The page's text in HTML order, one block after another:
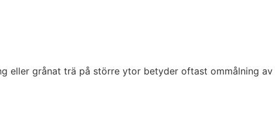
eller grånat trä på större ytor betyder oftast ommålning av